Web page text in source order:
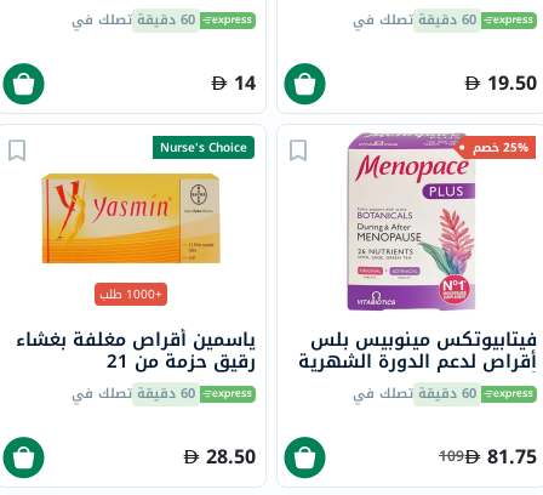
60 دقيقة تصلك في
19.50
قرص 60 دقيقة تصلك في
14
25% خصم
فيتابيوتكس مينوبيس بلس
أقراص لدعم الدورة الشهرية
أثناء وبعد انقطاع الطمث
حزمة من 56
60 دقيقة تصلك في
81.75
109
Nurse's Choice
+1000 طلب
ياسمين أقراص مغلفة بغشاء
رقيق حزمة من 21
60 دقيقة تصلك في
28.50